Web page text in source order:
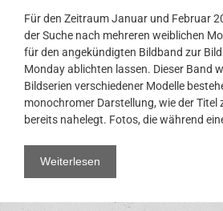
Für den Zeitraum Januar und Februar
der Suche nach mehreren weiblichen
für den angekündigten Bildband zur
Monday ablichten lassen. Dieser Band
Bildserien verschiedener Modelle
monochromer Darstellung, wie der Titel
bereits nahelegt. Fotos, die während
Weiterlesen